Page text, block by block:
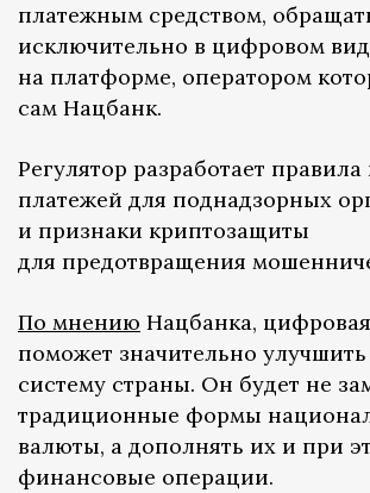
платежным средством,
исключительно в цифровом
на платформе, оператором
сам Нацбанк.
Регулятор разработает
платежей для поднадзорных
и признаки криптозащиты
для предотвращения
По мнению Нацбанка,
поможет значительно
систему страны. Он будет не
традиционные формы
валюты, а дополнять их и при
финансовые операции.